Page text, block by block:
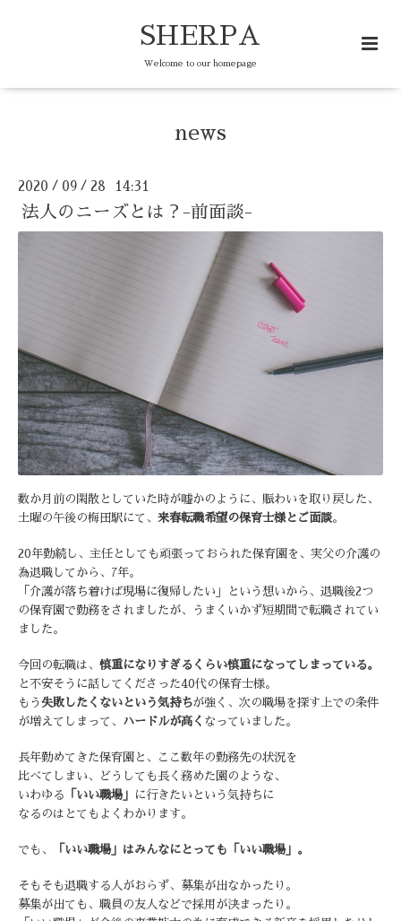
SHERPA
Welcome to our homepage
news
2020 / 09 / 28 14:31
法人のニーズとは？-前面談-
数か月前の閑散としていた時が嘘かのように、賑わいを取り戻した、
土曜の午後の梅田駅にて、 来春転職希望の保育士様とご面談。
20年勤続し、主任としても頑張っておられた保育園を、 実父の介護の
為退職してから、7年。
「介護が落ち着けば現場に復帰したい」という想いから、 退職後2つ
の保育園で勤務をされましたが、うまくいかず短期間で転職されてい
ました。
今回の転職は、 慎重になりすぎるくらい慎重になってしまっている。
と不安そうに話してくださった40代の保育士様。
もう 失敗したくないという気持ちが強く、次の職場を探す上での条件
が増えてしまって、 ハードルが高く なっていました。
長年勤めてきた保育園と、ここ数年の勤務先の状況を
比べてしまい、
どうしても長く務めた園のような、
いわゆる 「いい職場」 に行きたい という気持ちに
なるのはとてもよくわかります。
でも、 「いい職場」はみんなにとっても「いい職場」。
そもそも退職する人がおらず、募集が出なかったり。
募集が出ても、職員の友人などで採用が決まったり。